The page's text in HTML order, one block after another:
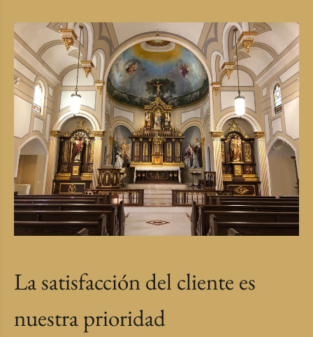
La satisfacción del cliente es
nuestra prioridad